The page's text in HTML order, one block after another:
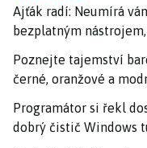
Ajťák radí: Neumírá
bezplatným
Poznejte tajemství
černé, oranžové a
Programátor si řekl
dobrý čistič Windows